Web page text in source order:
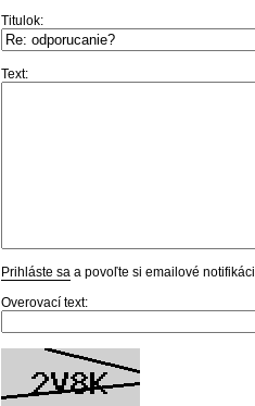
Titulok:
Text:
Prihláste sa a povoľte si emailové
Overovací text: